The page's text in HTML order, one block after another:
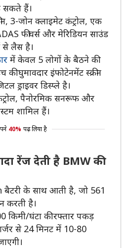
सकते हैं।
3-जोन क्लाइमेट कंट्रोल, एक
फीचर्स और मेरिडियन साउंड
से लैस है।
में केवल 5 लोगों के बैठने की
घुमावदार इंफोटेनमेंट स्क्रीन
ड्राइवर डिस्प्ले है।
पैनोरमिक सनरूफ और
शामिल हैं।
40% पढ़ लिया है
रेंज देती है BMW की
के साथ आती है, जो 561
करती है।
घंटा की रफ्तार पकड़
से 24 मिनट में 10-80